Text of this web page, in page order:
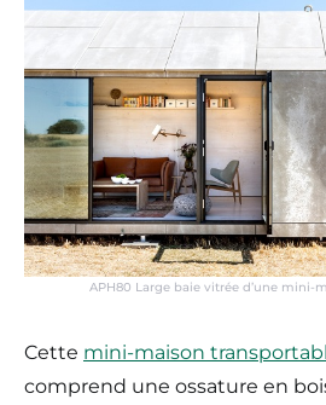
APH80 Large baie vitrée d’une mini-
Cette mini-maison
comprend une ossature en